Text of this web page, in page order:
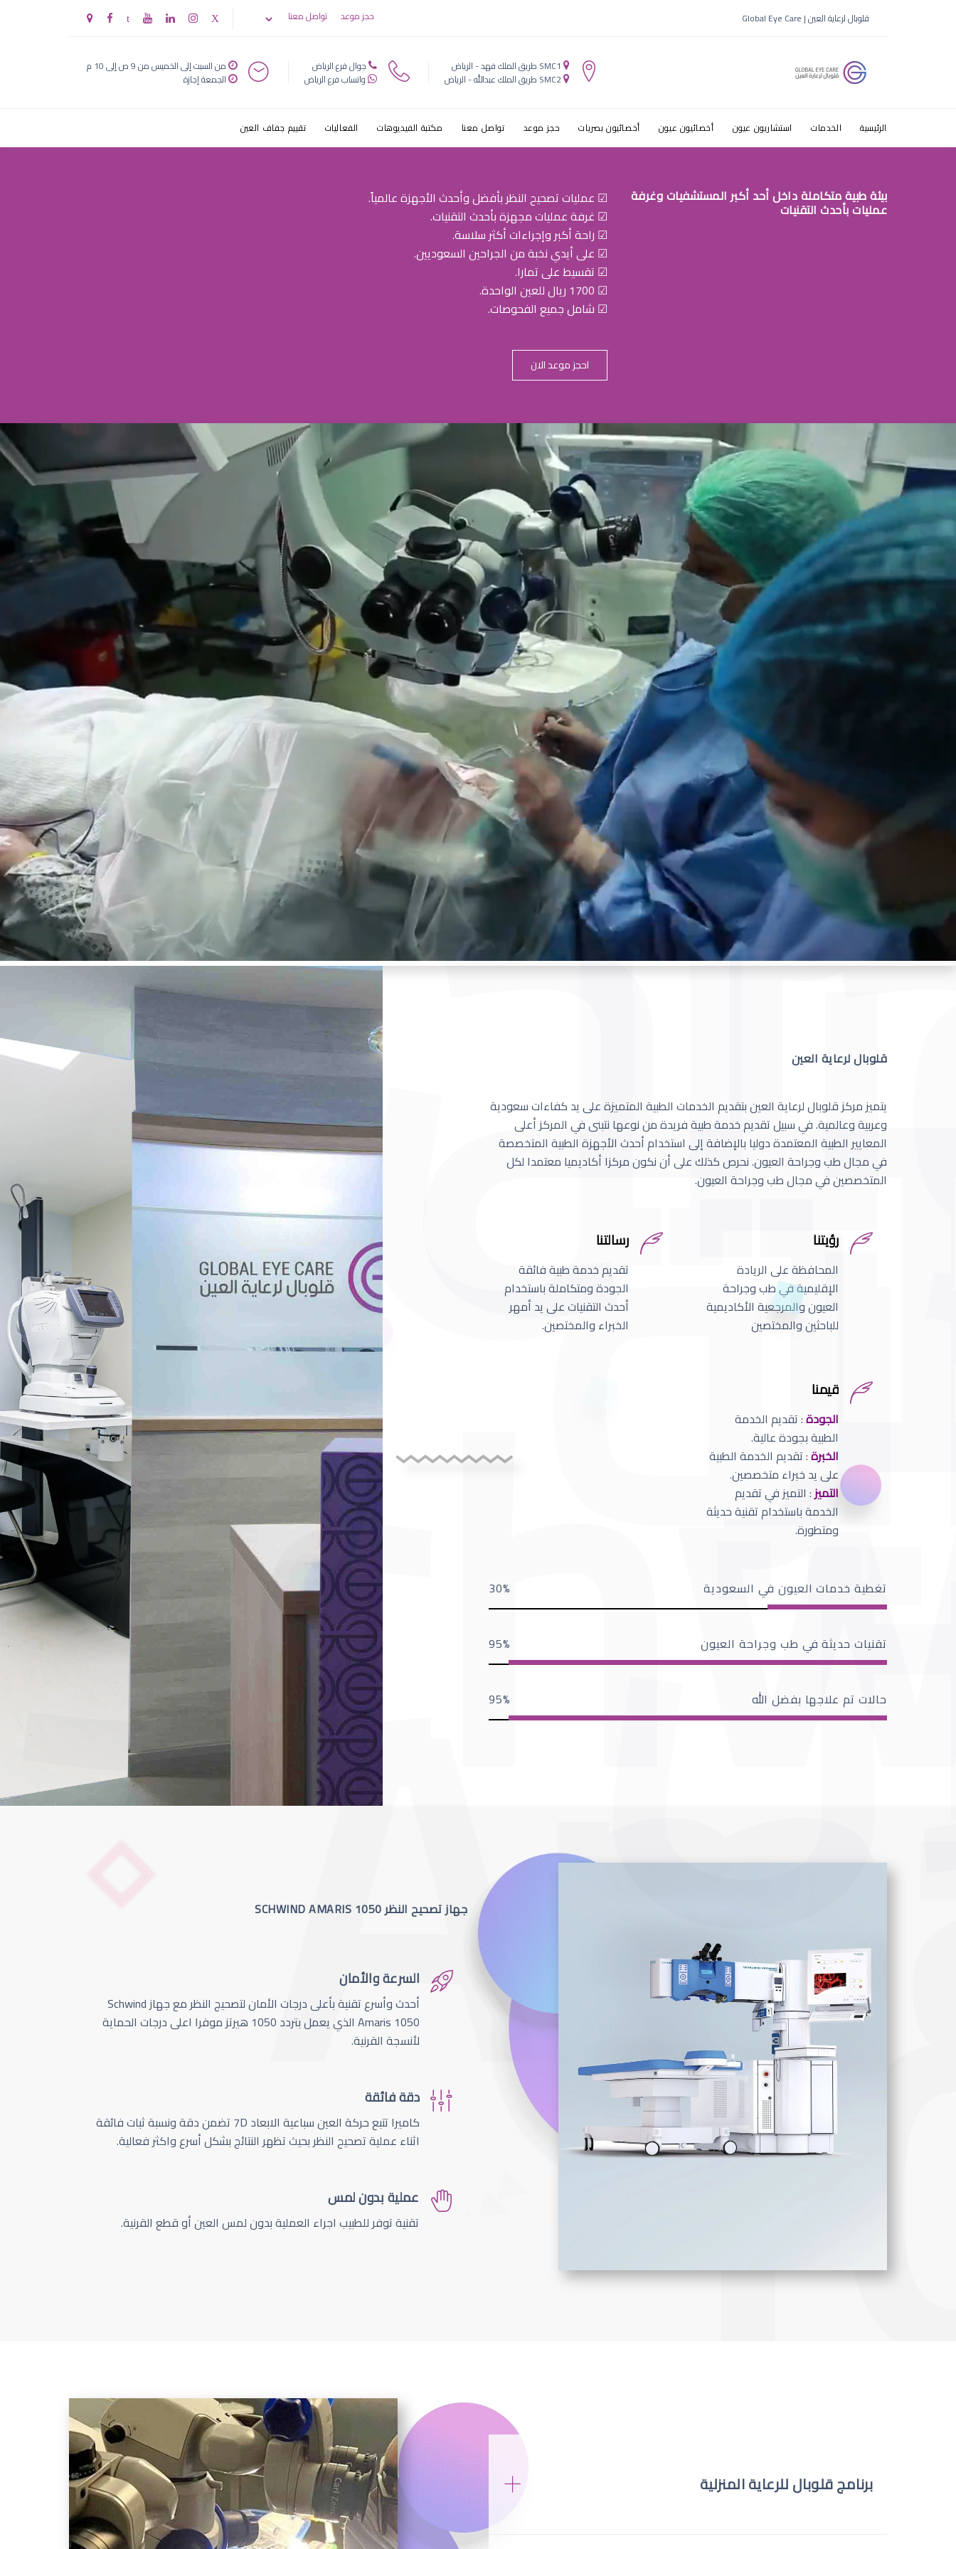
قطرات عين ريفريش
قلوبال لرعاية العين | Global Eye Care حجز موعد تواصل معنا
SMC1 طريق الملك فهد - الرياض
SMC2 طريق الملك عبدالله - الرياض
جوال فرع الرياض
واتساب فرع الرياض
من السبت إلى الخميس من 9 ص إلى 10 م
الجمعة إجازة
الرئيسية الخدمات استشاريون عيون أخصائيون عيون أخصائيون بصريات حجز موعد تواصل معنا مكتبة الفيديوهات الفعاليات تقييم جفاف العين
بيئة طبية متكاملة داخل أحد أكبر المستشفيات وغرفة
عمليات بأحدث التقنيات
☑ عمليات تصحيح النظر بأفضل وأحدث الأجهزة عالمياً.
☑ غرفة عمليات مجهزة بأحدث التقنيات.
☑ راحة أكبر وإجراءات أكثر سلاسة.
☑ على أيدي نخبة من الجراحين السعوديين.
☑ تقسيط على تمارا.
☑ 1700 ريال للعين الواحدة.
☑ شامل جميع الفحوصات.
احجز موعد الان
قلوبال لرعاية العين
يتميز مركز قلوبال لرعاية العين بتقديم الخدمات الطبية المتميزة على يد كفاءات سعودية
وعربية وعالمية. في سبيل تقديم خدمة طبية فريدة من نوعها نتبنى في المركز أعلى
المعايير الطبية المعتمدة دوليا بالإضافة إلى استخدام أحدث الأجهزة الطبية المتخصصة
في مجال طب وجراحة العيون. نحرص كذلك على أن نكون مركزا أكاديميا معتمدا لكل
المتخصصين في مجال طب وجراحة العيون.
رؤيتنا
المحافظة على الريادة
الإقليمية في طب وجراحة
العيون والمرجعية الأكاديمية
للباحثين والمختصين
رسالتنا
تقديم خدمة طبية فائقة
الجودة ومتكاملة باستخدام
أحدث التقنيات على يد أمهر
الخبراء والمختصين.
قيمنا
الجودة: تقديم الخدمة
الطبية بجودة عالية.
الخبرة: تقديم الخدمة الطبية
على يد خبراء متخصصين.
التميز: التميز في تقديم
الخدمة باستخدام تقنية حديثة
ومتطورة.
تغطية خدمات العيون في السعودية 30
تقنيات حديثة في طب وجراحة العيون 95
حالات تم علاجها بفضل الله 95
جهاز تصحيح النظر SCHWIND AMARIS 1050
السرعة والأمان
أحدث وأسرع تقنية بأعلى درجات الأمان لتصحيج النظر مع جهاز Schwind
Amaris 1050 الذي يعمل بتردد 1050 هيرتز موفرا اعلى درجات الحماية
لأنسجة القرنية.
دقة فائقة
كاميرا تتبع حركة العين سباعية الابعاد 7D تضمن دقة ونسبة ثبات فائقة
اثناء عملية تصحيح النظر بحيث تظهر النتائج بشكل أسرع واكثر فعالية.
عملية بدون لمس
تقنية توفر للطبيب اجراء العملية بدون لمس العين أو قطع القرنية.
برنامج قلوبال للرعاية المنزلية